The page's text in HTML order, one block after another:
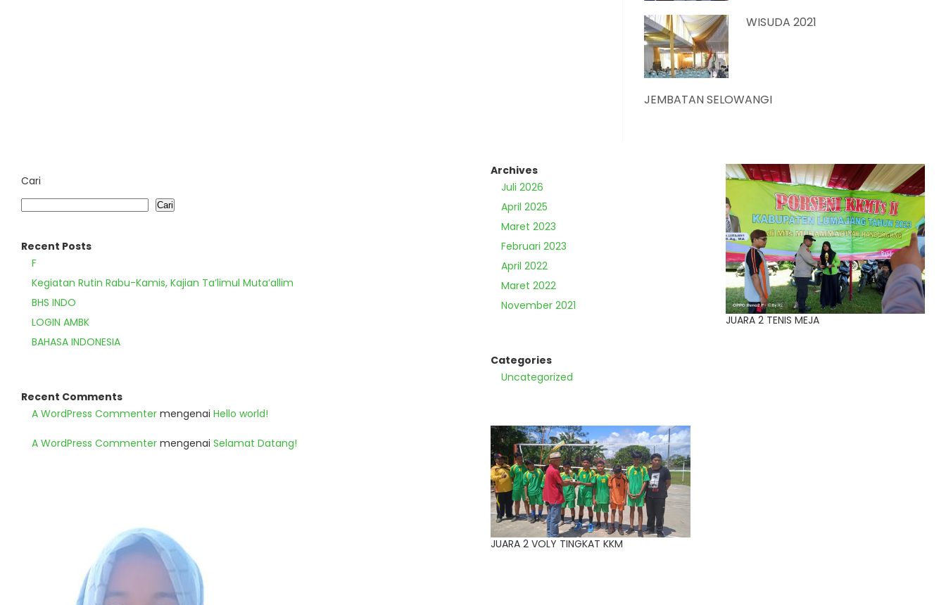
WISUDA 2021
JEMBATAN SELOWANGI
Cari
Cari
Recent Posts
F
Kegiatan Rutin Rabu-Kamis, Kajian Ta’limul Muta’allim
BHS INDO
LOGIN AMBK
BAHASA INDONESIA
Recent Comments
A WordPress Commenter mengenai Hello world!
A WordPress Commenter mengenai Selamat Datang!
Archives
Juli 2026
April 2025
Maret 2023
Februari 2023
April 2022
Maret 2022
November 2021
Categories
Uncategorized
JUARA 2 VOLY TINGKAT KKM
JUARA 2 TENIS MEJA